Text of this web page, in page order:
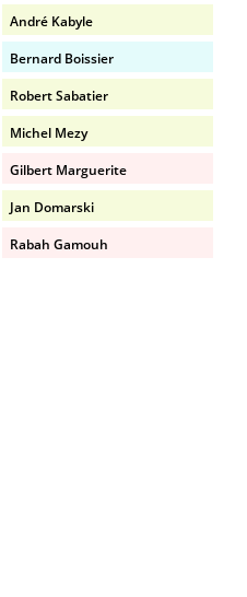
André Kabyle
Bernard Boissier
Robert Sabatier
Michel Mezy
Gilbert Marguerite
Jan Domarski
Rabah Gamouh